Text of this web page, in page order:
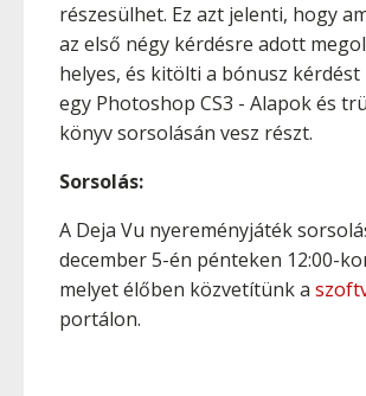
részesülhet. Ez azt jelenti, hogy
az első négy kérdésre adott
helyes, és kitölti a bónusz
egy Photoshop CS3 - Alapok és
könyvsorsolásán vesz részt.
Sorsolás:
A Deja Vu nyereményjáték
december 5-én pénteken 12:00-
melyet élőben közvetítünk a
portálon.